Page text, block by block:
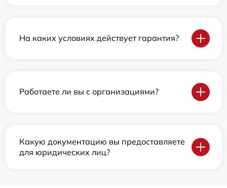
На каких условиях действует гарантия?
Работаете ли вы с организациями?
Какую документацию вы предоставляете
для юридических лиц?